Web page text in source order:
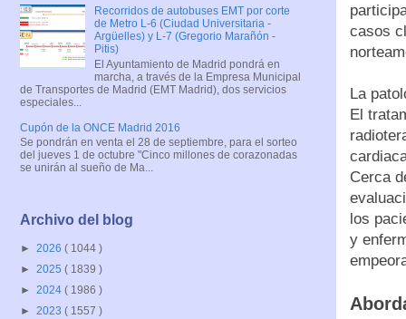
casos
La
El
Cerca
los
y
Recorridos de autobuses EMT por corte
de Metro L-6 (Ciudad Universitaria -
Argüelles) y L-7 (Gregorio Marañón -
Pitis)
El Ayuntamiento de Madrid pondrá en
marcha, a través de la Empresa Municipal
de Transportes de Madrid (EMT Madrid), dos servicios
especiales...
Cupón de la ONCE Madrid 2016
Se pondrán en venta el 28 de septiembre, para el sorteo
del jueves 1 de octubre "Cinco millones de corazonadas
se unirán al sueño de Ma...
Archivo del blog
► 2026 ( 1044 )
► 2025 ( 1839 )
► 2024 ( 1986 )
► 2023 ( 1557 )